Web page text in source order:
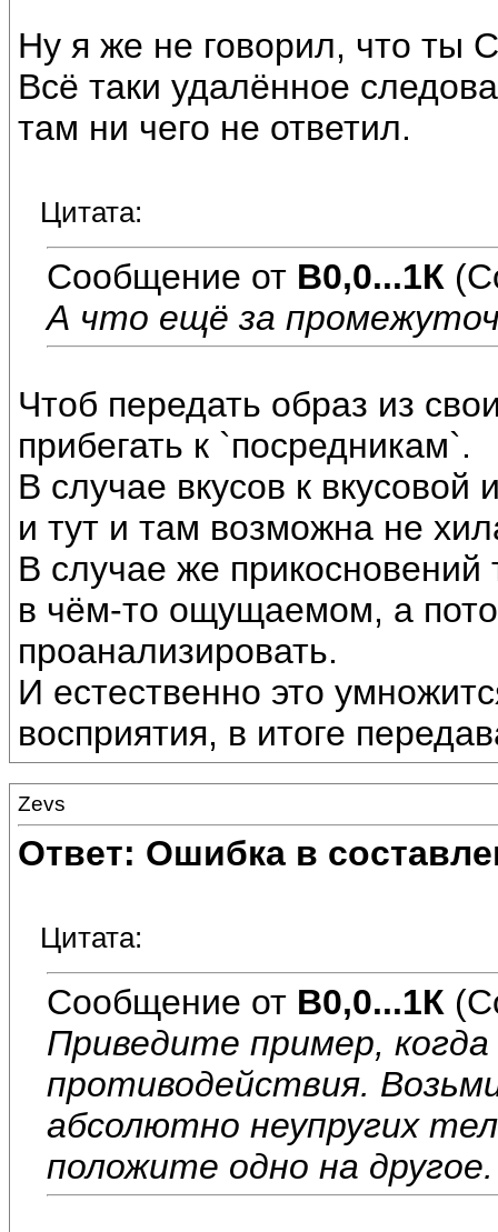
Ну я же не говорил, что
Всё таки удалённое
там ни чего не ответил.
Цитата:
Сообщение от В0,0...1К
А что ещё за
Чтоб передать образ из
прибегать к `посредникам`.
В случае вкусов к
и тут и там возможна не
В случае же
в чём-то ощущаемом, а
проанализировать.
И естественно это
восприятия, в итоге
Zevs
Ответ: Ошибка в
Цитата:
Сообщение от В0,0...1К
Приведите пример,
противодействия.
абсолютно неупругих
положите одно на другое.